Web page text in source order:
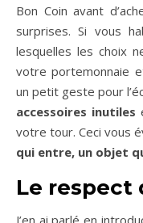
Bon Coin avant
surprises. Si vous
lesquelles les choix
votre portemonnaie
un petit geste pour
accessoires inutiles
votre tour. Ceci vous
qui entre, un objet
Le respect